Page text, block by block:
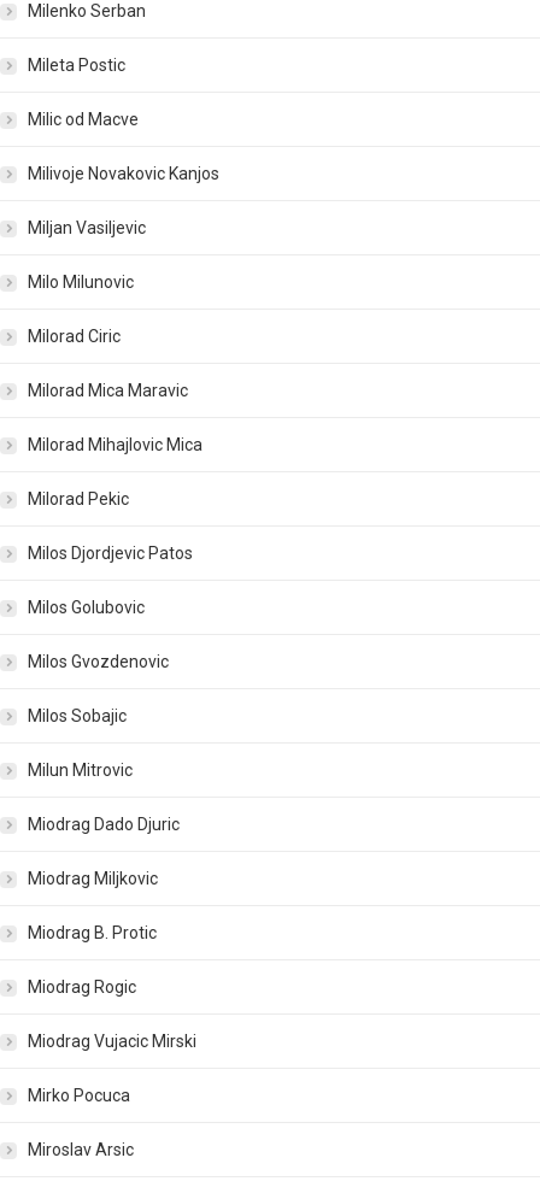
Milenko Serban
Mileta Postic
Milic od Macve
Milivoje Novakovic Kanjos
Miljan Vasiljevic
Milo Milunovic
Milorad Ciric
Milorad Mica Maravic
Milorad Mihajlovic Mica
Milorad Pekic
Milos Djordjevic Patos
Milos Golubovic
Milos Gvozdenovic
Milos Sobajic
Milun Mitrovic
Miodrag Dado Djuric
Miodrag Miljkovic
Miodrag B. Protic
Miodrag Rogic
Miodrag Vujacic Mirski
Mirko Pocuca
Miroslav Arsic